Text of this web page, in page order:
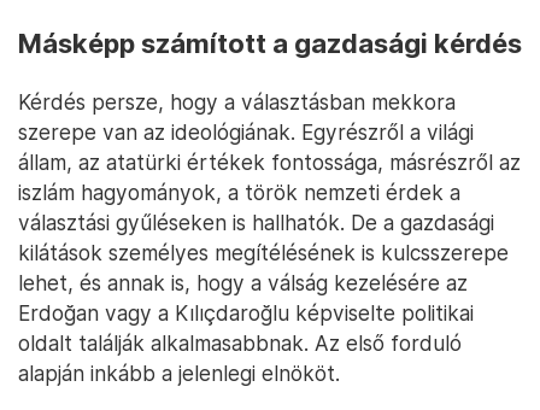
Másképp számított a gazdasági kérdés
Kérdés persze, hogy a választásban mekkora
szerepe van az ideológiának. Egyrészről a világi
állam, az atatürki értékek fontossága, másrészről az
iszlám hagyományok, a török nemzeti érdek a
választási gyűléseken is hallhatók. De a gazdasági
kilátások személyes megítélésének is kulcsszerepe
lehet, és annak is, hogy a válság kezelésére az
Erdoğan vagy a Kılıçdaroğlu képviselte politikai
oldalt találják alkalmasabbnak. Az első forduló
alapján inkább a jelenlegi elnököt.